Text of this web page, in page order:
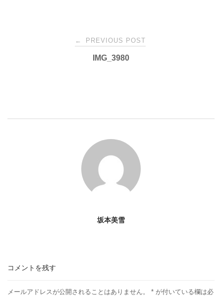
← PREVIOUS POST
IMG_3980
坂本美雪
コメントを残す
メールアドレスが公開されることはありません。 * が付いている欄は必